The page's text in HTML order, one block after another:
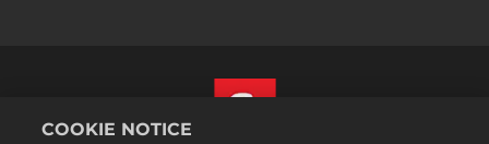
COOKIE NOTICE